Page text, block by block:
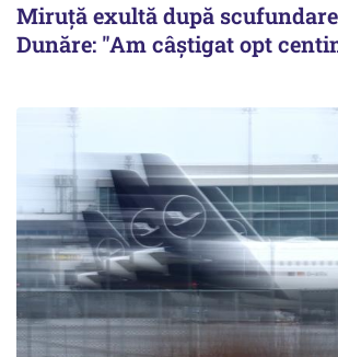
Miruță exultă după
Dunăre: "Am câștigat opt